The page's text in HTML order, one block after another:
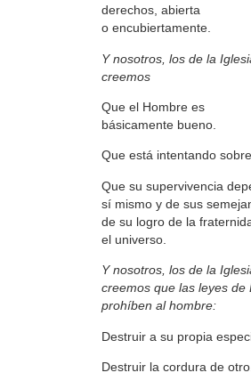
derechos, abierta
o encubiertamente.
Y nosotros, los de la
creemos
Que el Hombre es
básicamente bueno.
Que está intentando
Que su supervivencia
sí mismo y de sus
de su logro de la
el universo.
Y nosotros, los de la
creemos que las leyes de
prohíben al hombre:
Destruir a su propia
Destruir la cordura de otro.